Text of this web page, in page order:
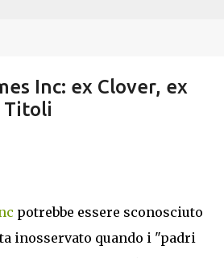
Inc: ex Clover, ex
Titoli
potrebbe essere sconosciuto
inosservato quando i "padri